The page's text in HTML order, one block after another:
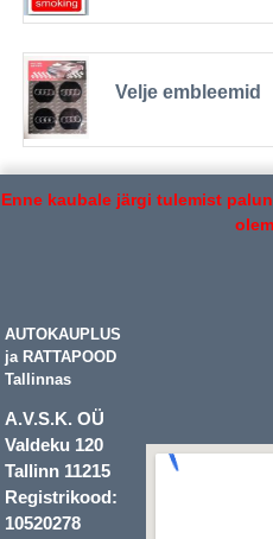
Velje embleemid
Enne kaubale järgi tulemist
AUTOKAUPLUS
ja RATTAPOOD
Tallinnas
A.V.S.K. OÜ
Valdeku 120
Tallinn 11215
Registrikood:
10520278